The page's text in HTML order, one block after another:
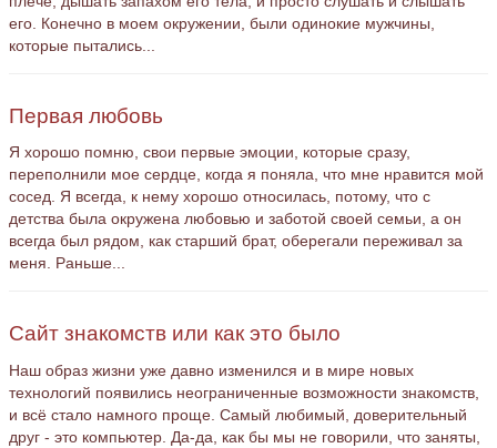
его. Конечно в моем окружении, были одинокие мужчины,
которые пытались...
Первая любовь
Я хорошо помню, свои первые эмоции, которые сразу,
переполнили мое сердце, когда я поняла, что мне нравится мой
сосед. Я всегда, к нему хорошо относилась, потому, что с
детства была окружена любовью и заботой своей семьи, а он
всегда был рядом, как старший брат, оберегали переживал за
меня. Раньше...
Сайт знакомств или как это было
Наш образ жизни уже давно изменился и в мире новых
технологий появились неограниченные возможности знакомств,
и всё стало намного проще. Самый любимый, доверительный
друг - это компьютер. Да-да, как бы мы не говорили, что заняты,